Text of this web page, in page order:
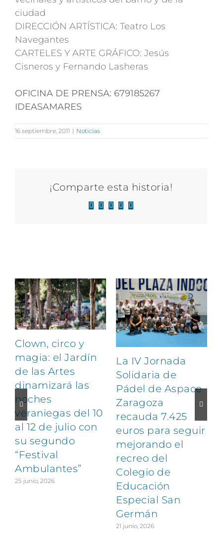
ciudad
DIRECCIÓN ARTÍSTICA: Teatro Los
Navegantes
CARTELES Y ARTE GRÁFICO: Jesús
Cisneros y Fernando Lasheras
OFICINA DE PRENSA: 679185267
IDEASAMARES
16 septiembre, 2011 | Noticias
¡Comparte esta historia!
Facebook
X LinkedIn
WhatsApp
Correo
Clown, circo y
magia: el Jardín
de las Artes
dinamizará las
noches
veraniegas del 10
al 12 de julio con
su segundo
“Festival
Ambulantes”
25 junio, 2026
La IV Jornada
Solidaria de
Pádel de Aspace
Zaragoza
recauda 7.425
euros para seguir
mejorando el
recreo del
Colegio de
Educación
Especial San
Germán
21 junio, 2026